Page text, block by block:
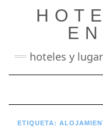
hoteles y
ETIQUETA: